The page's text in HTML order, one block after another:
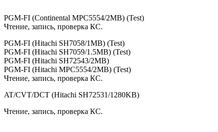
PGM-FI (Continental MPC5554/2MB) (Test)
Чтение, запись, проверка КС.
PGM-FI (Hitachi SH7058/1MB) (Test)
PGM-FI (Hitachi SH7059/1.5MB) (Test)
PGM-FI (Hitachi SH72543/2MB)
PGM-FI (Hitachi MPC5554/2MB) (Test)
Чтение, запись, проверка КС.
AT/CVT/DCT (Hitachi SH72531/1280KB)
Чтение, запись, проверка КС.